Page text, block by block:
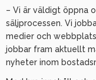
– Vi är väldigt öppna
säljprocessen. Vi
medier och
jobbar fram aktuellt
nyheter inom